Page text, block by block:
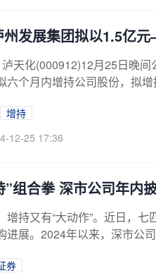
州发展集团拟以1.5亿
天化(000912)12月25日晚
六个月内增持公司股份，拟
增持
12-25 17:36
组合拳 深市公司年内
增持又有“大动作”。近日，
进展。2024年以来，深市公
券